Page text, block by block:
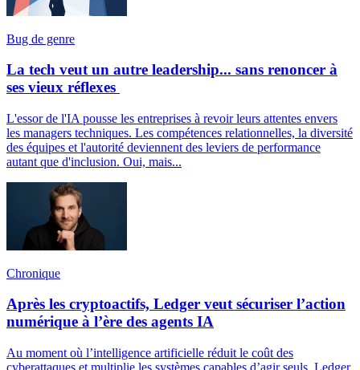
Bug de genre
La tech veut un autre leadership... sans renoncer à
ses vieux réflexes
L'essor de l'IA pousse les entreprises à revoir leurs attentes envers
les managers techniques. Les compétences relationnelles, la diversité
des équipes et l'autorité deviennent des leviers de performance
autant que d'inclusion. Oui, mais...
Chronique
Après les cryptoactifs, Ledger veut sécuriser l’action
numérique à l’ère des agents IA
Au moment où l’intelligence artificielle réduit le coût des
cyberattaques et multiplie les systèmes capables d’agir seuls, Ledger